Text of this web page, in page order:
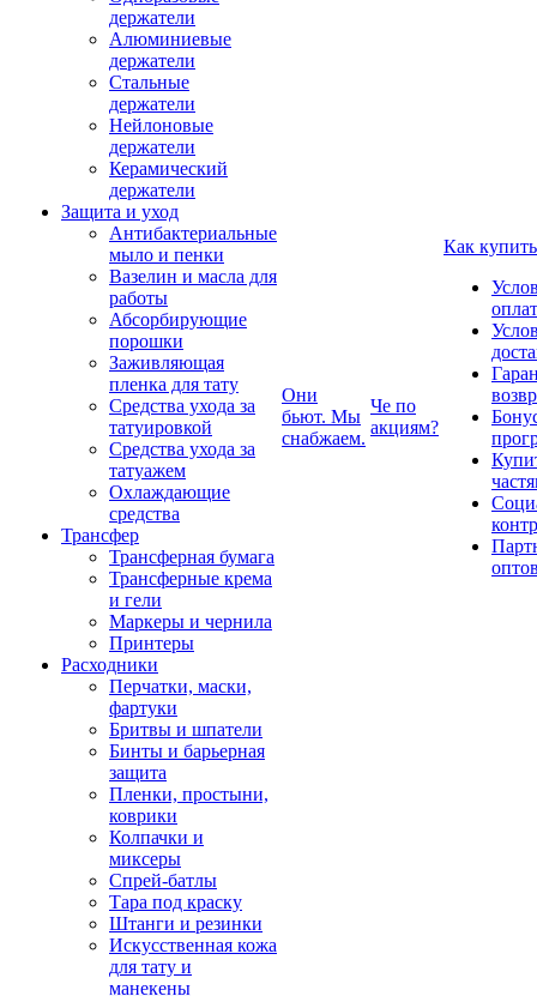
держатели
Алюминиевые
держатели
Стальные
держатели
Нейлоновые
держатели
Керамический
держатели
Защита и уход
Антибактериальные
мыло и пенки
Вазелин и масла для
работы
Абсорбирующие
порошки
Заживляющая
пленка для тату
Средства ухода за
татуировкой
Средства ухода за
татуажем
Охлаждающие
средства
Трансфер
Трансферная бумага
Трансферные крема
и гели
Маркеры и чернила
Принтеры
Расходники
Перчатки, маски,
фартуки
Бритвы и шпатели
Бинты и барьерная
защита
Пленки, простыни,
коврики
Колпачки и
миксеры
Спрей-батлы
Тара под краску
Штанги и резинки
Искусственная кожа
для тату и
манекены
Они
бьют. Мы
снабжаем.
Че по
акциям?
Как купить